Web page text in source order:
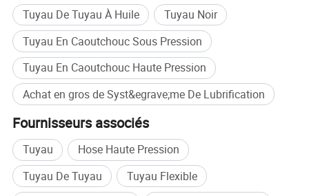
• travaux de laboratoire et de
recherche
• transfert de vapeur
• Fabrication/transfert de supports
• transformation des aliments et des
boissons
Tuyau De Tuyau À Huile
Tuyau Noir
Tuyau En Caoutchouc Sous Pression
Tuyau En Caoutchouc Haute Pression
Achat en gros de Syst&egrave;me De Lubrification
Fournisseurs associés
Tuyau
Hose Haute Pression
Tuyau De Tuyau
Tuyau Flexible